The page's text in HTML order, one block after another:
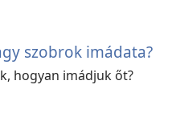
szobrok imádata?
hogyan imádjuk őt?